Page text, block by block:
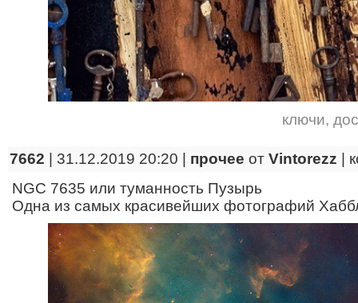
ключи,
7662 | 31.12.2019 20:20 | прочее от Vintorezz
NGC 7635 или туманность Пузырь
Одна из самых красивейших фотографий